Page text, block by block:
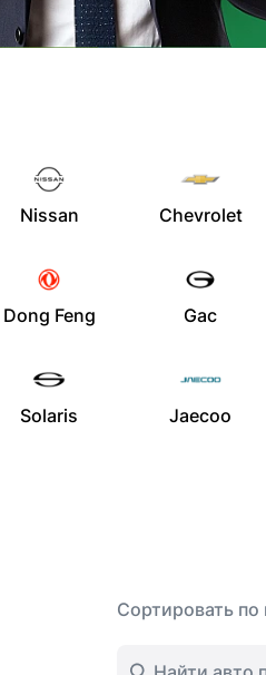
Nissan Chevrolet
Dong Feng Gac
Solaris Jaecoo
Сортировать по